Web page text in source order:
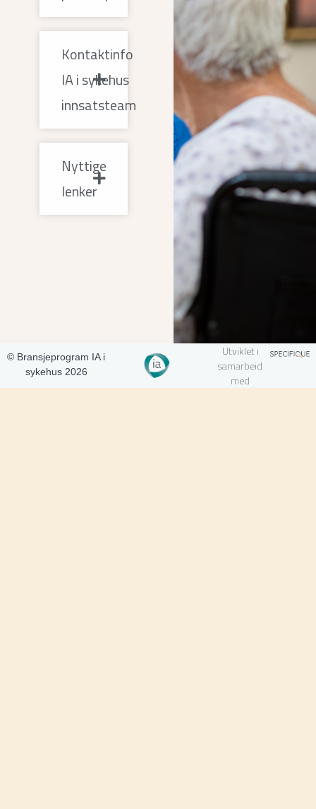
Kontaktinfo
IA i sykehus
innsatsteam
Nyttige
lenker
© Bransjeprogram IA i
sykehus 2026
Utviklet i
samarbeid
med